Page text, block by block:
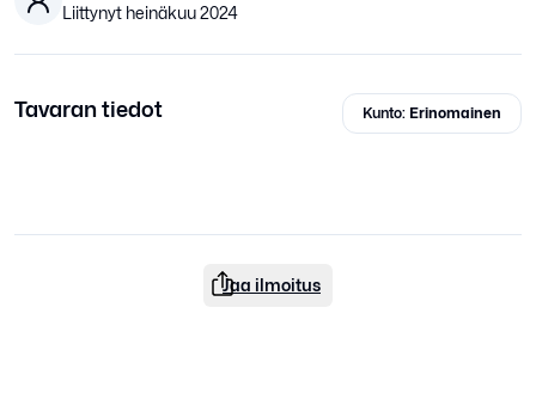
Liittynyt heinäkuu 2024
Tavaran tiedot Kunto: Erinomainen
Jaa ilmoitus